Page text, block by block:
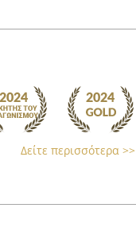
Δείτε περισσότερα >>